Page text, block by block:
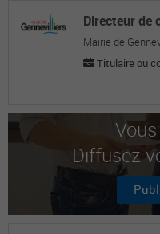
Directeur de
Mairie de
Titulaire ou
Diffusez